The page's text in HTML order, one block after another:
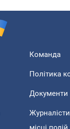
Команда
Політика
Документи